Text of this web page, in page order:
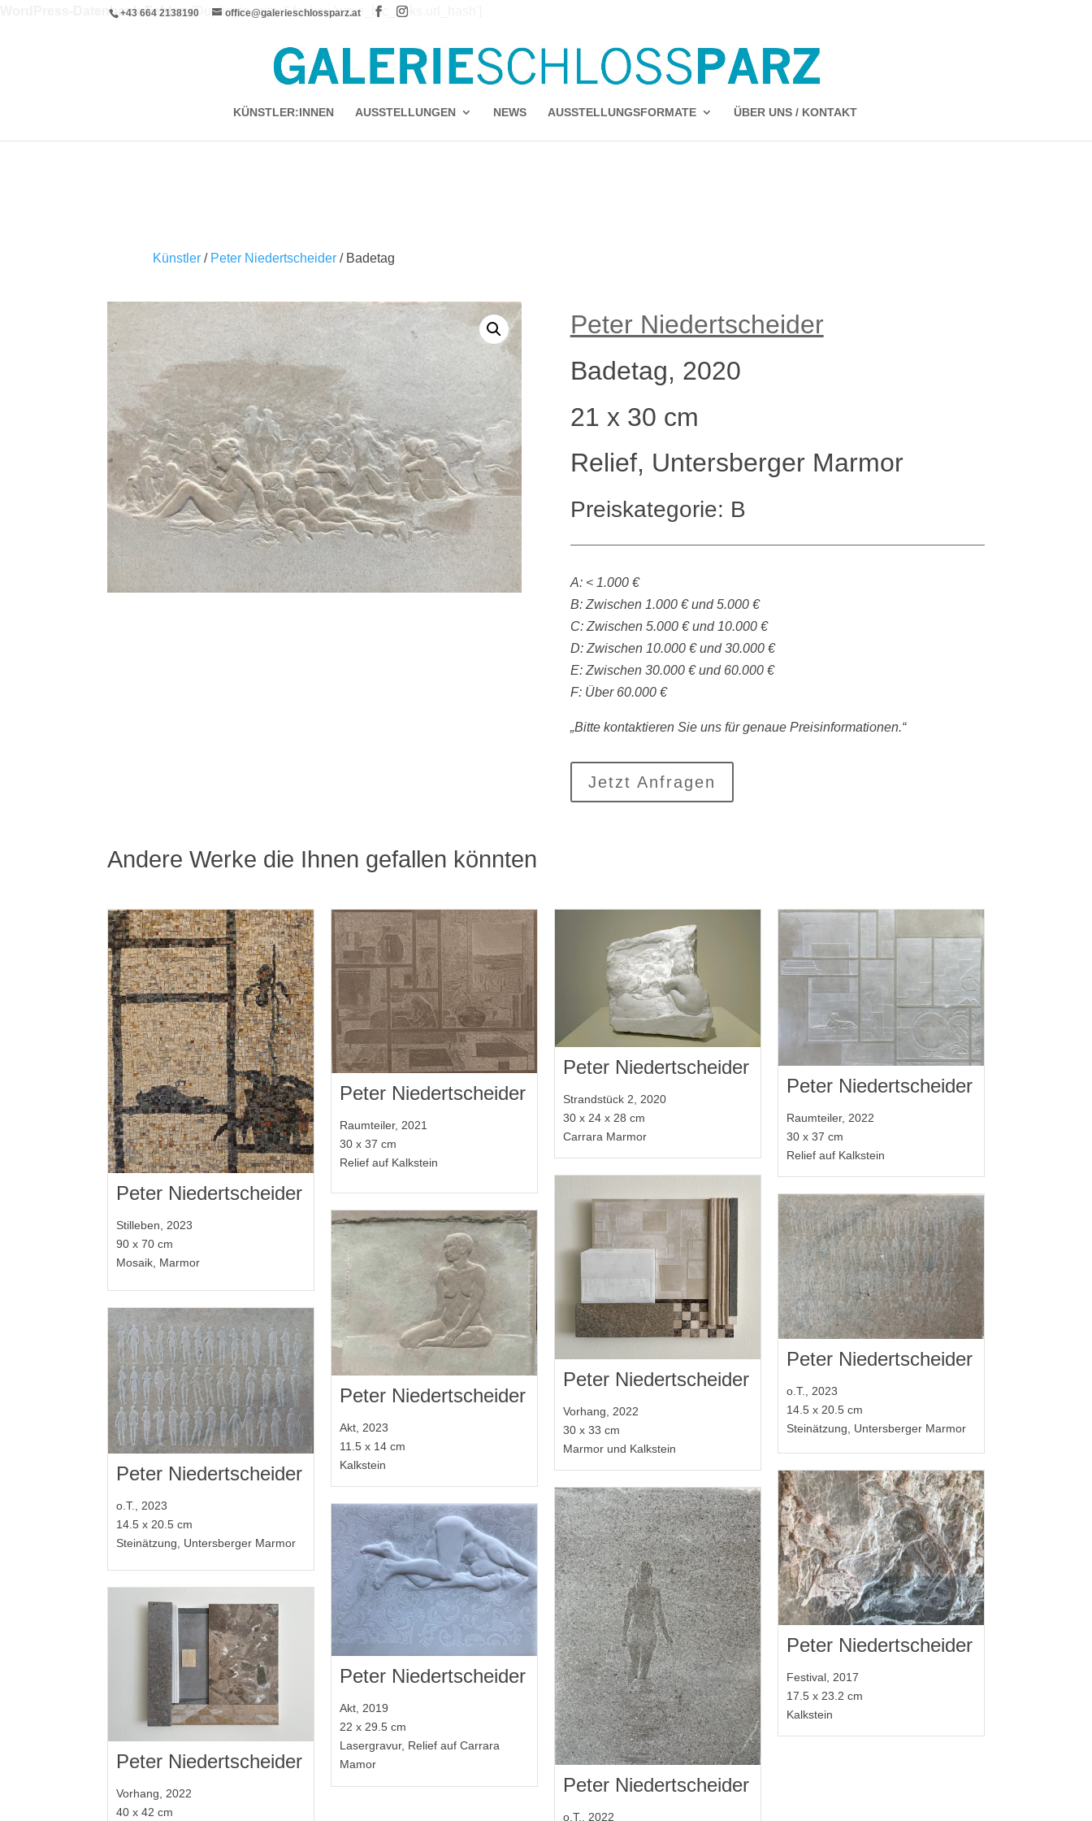
WordPress-Datenbank-Fehler:[Duplicate entry '' for key 'wpie_blc_links.url_hash']
+43 664 2138190 office@galerieschlossparz.at
KÜNSTLER:INNEN AUSSTELLUNGEN NEWS AUSSTELLUNGSFORMATE ÜBER UNS / KONTAKT
Künstler / Peter Niedertscheider / Badetag
Peter Niedertscheider
Badetag, 2020
21 x 30 cm
Relief, Untersberger Marmor
Preiskategorie: B
A: < 1.000 €
B: Zwischen 1.000 € und 5.000 €
C: Zwischen 5.000 € und 10.000 €
D: Zwischen 10.000 € und 30.000 €
E: Zwischen 30.000 € und 60.000 €
F: Über 60.000 €
„Bitte kontaktieren Sie uns für genaue Preisinformationen.“
Jetzt Anfragen
Andere Werke die Ihnen gefallen könnten
Peter Niedertscheider
Stilleben, 2023
90 x 70 cm
Mosaik, Marmor
Peter Niedertscheider
Raumteiler, 2021
30 x 37 cm
Relief auf Kalkstein
Peter Niedertscheider
Strandstück 2, 2020
30 x 24 x 28 cm
Carrara Marmor
Peter Niedertscheider
Raumteiler, 2022
30 x 37 cm
Relief auf Kalkstein
Peter Niedertscheider
Vorhang, 2022
30 x 33 cm
Marmor und Kalkstein
Peter Niedertscheider
o.T., 2023
14.5 x 20.5 cm
Steinätzung, Untersberger Marmor
Peter Niedertscheider
Akt, 2023
11.5 x 14 cm
Kalkstein
Peter Niedertscheider
o.T., 2023
14.5 x 20.5 cm
Steinätzung, Untersberger Marmor
Peter Niedertscheider
Festival, 2017
17.5 x 23.2 cm
Kalkstein
Peter Niedertscheider
o.T., 2022
Peter Niedertscheider
Akt, 2019
22 x 29.5 cm
Lasergravur, Relief auf Carrara
Mamor
Peter Niedertscheider
Vorhang, 2022
40 x 42 cm